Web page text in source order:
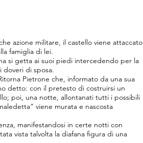
azione militare, il castello viene attaccato
famiglia di lei.
si getta ai suoi piedi intercedendo per la
doveri di sposa.
Pietrone che, informato da una sua
detto: con il pretesto di costruirsi un
poi, una notte, allontanati tutti i possibili
viene murata e nascosta
manifestandosi in certe notti con
vista talvolta la diafana figura di una